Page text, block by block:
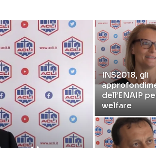
INS2018, gli
dell’ENAIP
welfare